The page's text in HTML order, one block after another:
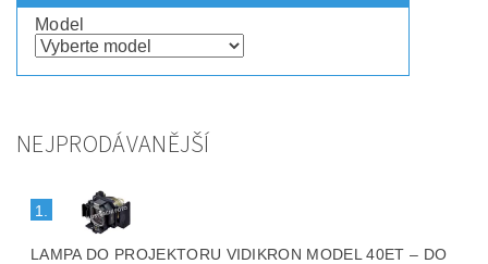
Model
NEJPRODÁVANĚJŠÍ
1.
LAMPA DO PROJEKTORU VIDIKRON MODEL 40ET – DO